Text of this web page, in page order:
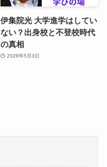
伊集院光 大学進学はしてい
ない？出身校と不登校時代
の真相
2026年5月3日